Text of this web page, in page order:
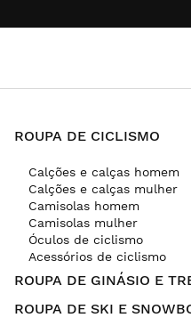
ROUPA DE CICLISMO
Calções e calças homem
Calções e calças mulher
Camisolas homem
Camisolas mulher
Óculos de ciclismo
Acessórios de ciclismo
ROUPA DE GINÁSIO E
ROUPA DE SKI E